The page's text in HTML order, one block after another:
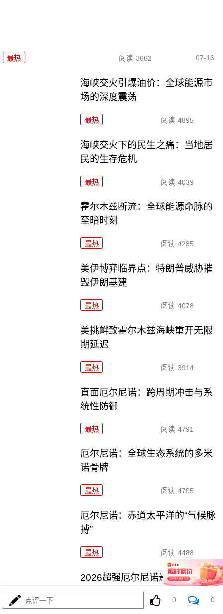
最热 阅读 3662 07-16
海峡交火引爆油价：全球能源市
场的深度震荡
最热 阅读 4895
海峡交火下的民生之痛：当地居
民的生存危机
最热 阅读 4039
霍尔木兹断流：全球能源命脉的
至暗时刻
最热 阅读 4285
美伊博弈临界点：特朗普威胁摧
毁伊朗基建
最热 阅读 4078
美挑衅致霍尔木兹海峡重开无限
期延迟
最热 阅读 3914
直面厄尔尼诺：跨周期冲击与系
统性防御
最热 阅读 4791
厄尔尼诺：全球生态系统的多米
诺骨牌
最热 阅读 4705
厄尔尼诺：赤道太平洋的“气候脉
搏”
最热 阅读 4488
2026超强厄尔尼诺影响深度解析
点评一下 0 0